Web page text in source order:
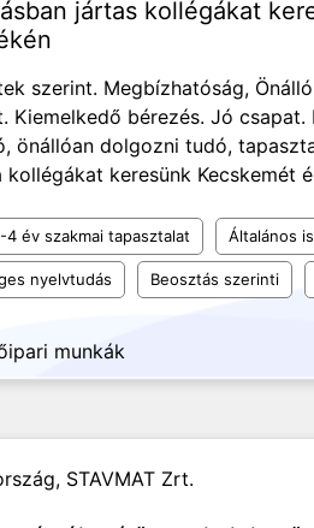
jártas kollégákat
szerint. Megbízhatóság,
Kiemelkedő bérezés. Jó
önállóan dolgozni tudó,
keresünk Kecskemét
4 év szakmai tapasztalat Általános
nyelvtudás Beosztás szerinti
munkák
STAVMAT Zrt.